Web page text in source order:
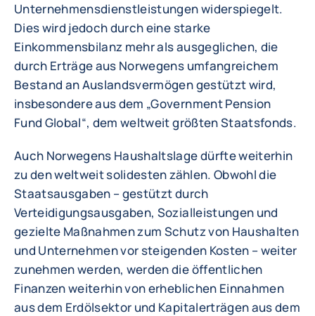
Unternehmensdienstleistungen widerspiegelt.
Dies wird jedoch durch eine starke
Einkommensbilanz mehr als ausgeglichen, die
durch Erträge aus Norwegens umfangreichem
Bestand an Auslandsvermögen gestützt wird,
insbesondere aus dem „Government Pension
Fund Global“, dem weltweit größten Staatsfonds.
Auch Norwegens Haushaltslage dürfte weiterhin
zu den weltweit solidesten zählen. Obwohl die
Staatsausgaben – gestützt durch
Verteidigungsausgaben, Sozialleistungen und
gezielte Maßnahmen zum Schutz von Haushalten
und Unternehmen vor steigenden Kosten – weiter
zunehmen werden, werden die öffentlichen
Finanzen weiterhin von erheblichen Einnahmen
aus dem Erdölsektor und Kapitalerträgen aus dem